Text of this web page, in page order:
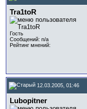
Tra1toR
Гость
Сообщений: n/a
Рейтинг мнений:
12.03.2005, 01:46
Lubopitner